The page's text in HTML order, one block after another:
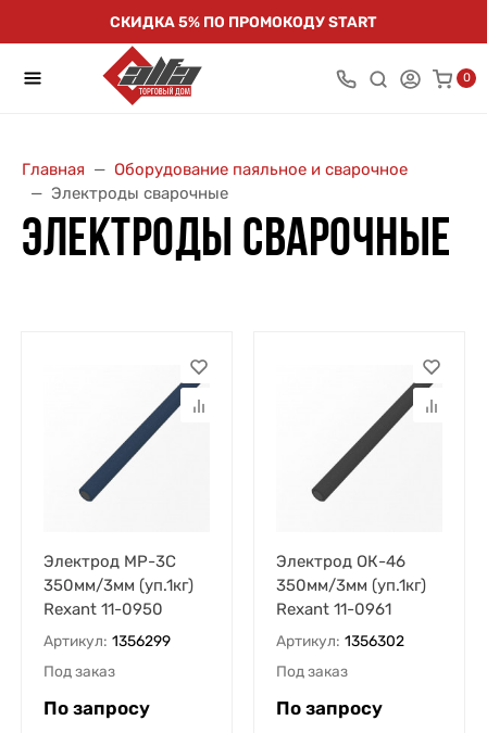
СКИДКА 5% ПО ПРОМОКОДУ START
0
Главная
Оборудование паяльное и сварочное
Электроды сварочные
ЭЛЕКТРОДЫ СВАРОЧНЫЕ
Электрод MP-3C
350мм/3мм (уп.1кг)
Rexant 11-0950
Артикул: 1356299
Под заказ
По запросу
Электрод ОК-46
350мм/3мм (уп.1кг)
Rexant 11-0961
Артикул: 1356302
Под заказ
По запросу